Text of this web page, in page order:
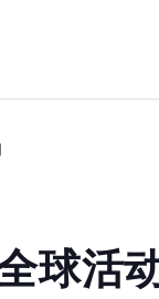
球活